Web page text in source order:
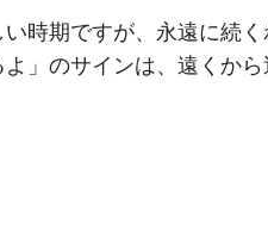
時期ですが、永遠に続
」のサインは、遠くから